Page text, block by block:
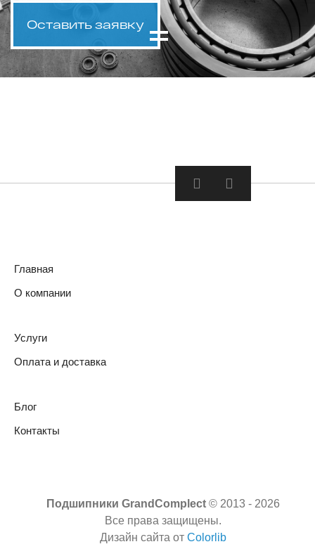
Оставить заявку
Главная
О компании
Услуги
Оплата и доставка
Блог
Контакты
Подшипники GrandComplect© 2013 - 2026
Все права защищены.
Дизайн сайта от Colorlib